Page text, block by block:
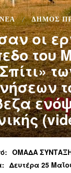
ΔΉΜΟΣ
οι
του
ΟΜΑΔΑ
Δευτέρα 25